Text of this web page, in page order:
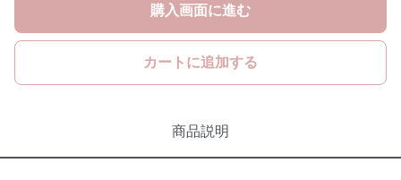
購入画面に進む
カートに追加する
商品説明